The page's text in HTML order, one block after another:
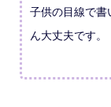
子供の目線で書
ん大丈夫です。